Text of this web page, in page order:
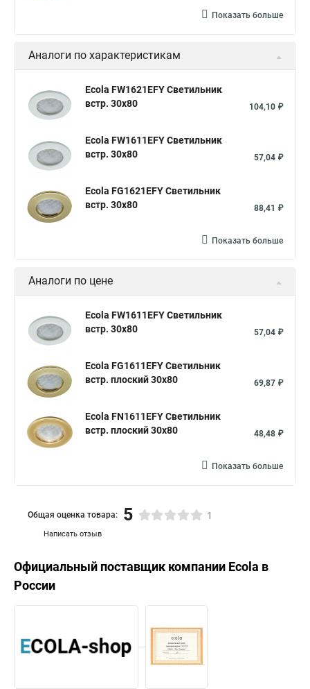
Показать больше
Аналоги по характеристикам
Ecola FW1621EFY Светильник
встр. 30x80
104,10 ₽
Ecola FW1611EFY Светильник
встр. 30x80
57,04 ₽
Ecola FG1621EFY Светильник
встр. 30x80
88,41 ₽
Показать больше
Аналоги по цене
Ecola FW1611EFY Светильник
встр. 30x80
57,04 ₽
Ecola FG1611EFY Светильник
встр. плоский 30x80
69,87 ₽
Ecola FN1611EFY Светильник
встр. плоский 30x80
48,48 ₽
Показать больше
Написать отзыв
Общая оценка товара: 5 1
Официальный поставщик компании Ecola в
России